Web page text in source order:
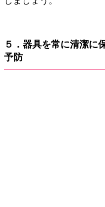
５．器具を常に清潔に
予防